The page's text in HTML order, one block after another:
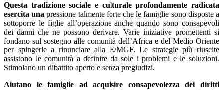
Questa tradizione sociale e culturale profondamente radicata
esercita unapressione talmente forte che le famiglie sono disposte a
sottoporre le figlie all’operazione anche quando sono consapevoli
dei danni che ne possono derivare. Varie iniziative promettenti si
fondano sul sostegno alle comunità dell’Africa e del Medio Oriente
per spingerle a rinunciare alla E/MGF. Le strategie più riuscite
assistono le comunità a definire da sole i problemi e le soluzioni.
Stimolano un dibattito aperto e senza pregiudizi.
Aiutano le famiglie ad acquisire consapevolezza dei diritti